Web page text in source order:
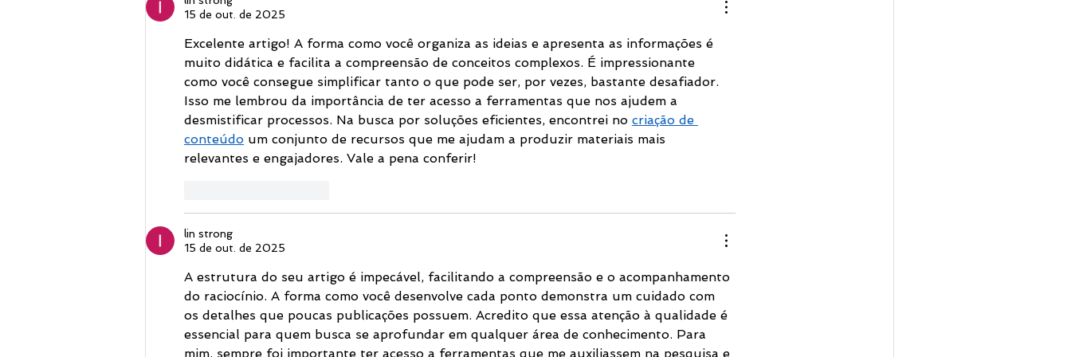
15 de out. de 2025
Excelente artigo! A forma como você organiza as ideias e apresenta as informações é
muito didática e facilita a compreensão de conceitos complexos. É impressionante
como você consegue simplificar tanto o que pode ser, por vezes, bastante desafiador.
Isso me lembrou da importância de ter acesso a ferramentas que nos ajudem a
desmistificar processos. Na busca por soluções eficientes, encontrei no criação de
conteúdo um conjunto de recursos que me ajudam a produzir materiais mais
relevantes e engajadores. Vale a pena conferir!
lin strong
15 de out. de 2025
A estrutura do seu artigo é impecável, facilitando a compreensão e o acompanhamento
do raciocínio. A forma como você desenvolve cada ponto demonstra um cuidado com
os detalhes que poucas publicações possuem. Acredito que essa atenção à qualidade é
essencial para quem busca se aprofundar em qualquer área de conhecimento. Para
mim, sempre foi importante ter acesso a ferramentas que me auxiliassem na pesquisa e